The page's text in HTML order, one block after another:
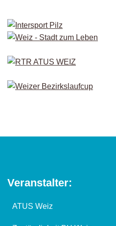
Veranstalter:
ATUS Weiz